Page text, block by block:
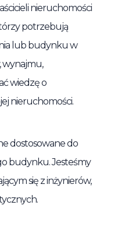
nieruchomości
potrzebują
lub budynku w
wynajmu,
wiedzę o
nieruchomości.
dostosowane do
budynku. Jesteśmy
się z inżynierów,